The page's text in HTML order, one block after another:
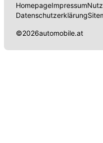
HomepageImpressum
Datenschutzerklärung
©2026automobile.at